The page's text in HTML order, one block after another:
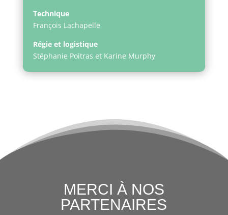
Technique
François Lachapelle
Régie et logistique
Stéphanie Poitras et Karine Murphy
MERCI À NOS
PARTENAIRES